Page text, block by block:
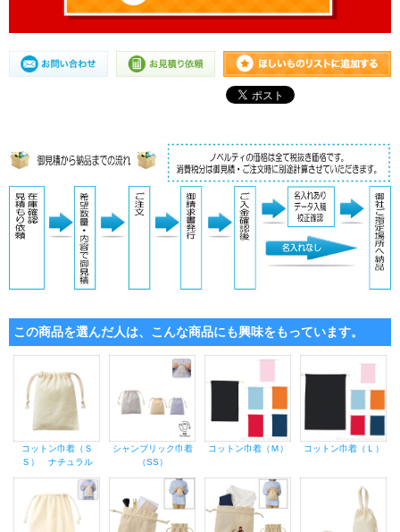
この商品を選んだ人は、こんな商品にも興味をもっています。
コットン巾着（Ｓ
Ｓ） ナチュラル
シャンブリック巾着
（SS）
コットン巾着（Ｍ） コットン巾着（Ｌ）